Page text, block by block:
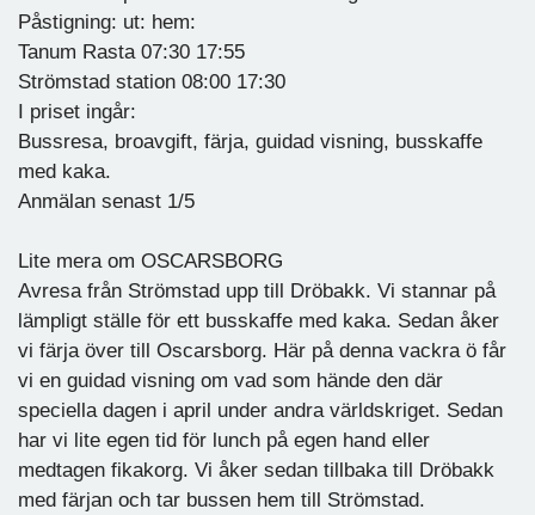
Påstigning: ut: hem:
Tanum Rasta 07:30 17:55
Strömstad station 08:00 17:30
I priset ingår:
Bussresa, broavgift, färja, guidad visning, busskaffe
med kaka.
Anmälan senast 1/5
Lite mera om OSCARSBORG
Avresa från Strömstad upp till Dröbakk. Vi stannar på
lämpligt ställe för ett busskaffe med kaka. Sedan åker
vi färja över till Oscarsborg. Här på denna vackra ö får
vi en guidad visning om vad som hände den där
speciella dagen i april under andra världskriget. Sedan
har vi lite egen tid för lunch på egen hand eller
medtagen fikakorg. Vi åker sedan tillbaka till Dröbakk
med färjan och tar bussen hem till Strömstad.